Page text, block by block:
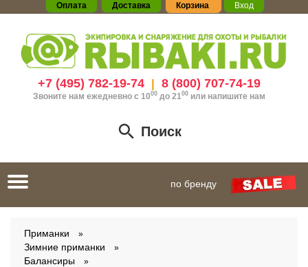
Оплата Доставка Корзина Вход
+7 (495) 782-19-74| 8 (800) 707-74-19
Звоните нам ежедневно с 1000до 21 00 или напишите нам
Поиск
Toggle
navigation
по бренду
Приманки
Зимние приманки
Балансиры